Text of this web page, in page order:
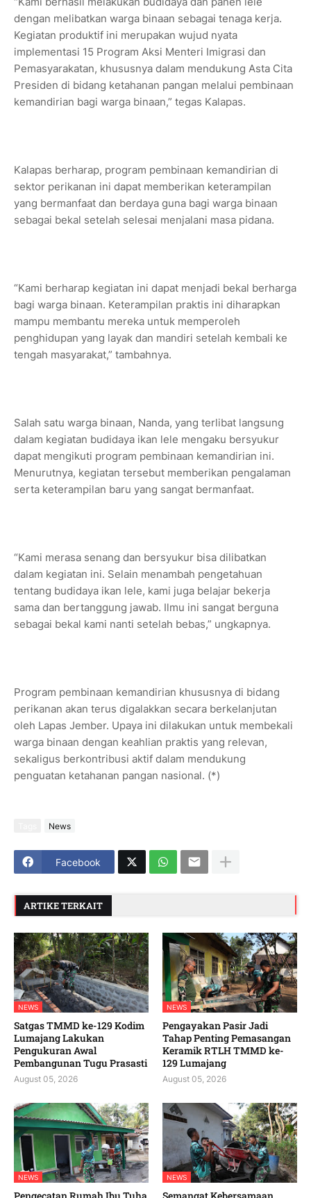
dengan melibatkan warga binaan sebagai tenaga kerja.
Kegiatan produktif ini merupakan wujud nyata
implementasi 15 Program Aksi Menteri Imigrasi dan
Pemasyarakatan, khususnya dalam mendukung Asta Cita
Presiden di bidang ketahanan pangan melalui pembinaan
kemandirian bagi warga binaan,” tegas Kalapas.
Kalapas berharap, program pembinaan kemandirian di
sektor perikanan ini dapat memberikan keterampilan
yang bermanfaat dan berdaya guna bagi warga binaan
sebagai bekal setelah selesai menjalani masa pidana.
“Kami berharap kegiatan ini dapat menjadi bekal berharga
bagi warga binaan. Keterampilan praktis ini diharapkan
mampu membantu mereka untuk memperoleh
penghidupan yang layak dan mandiri setelah kembali ke
tengah masyarakat,” tambahnya.
Salah satu warga binaan, Nanda, yang terlibat langsung
dalam kegiatan budidaya ikan lele mengaku bersyukur
dapat mengikuti program pembinaan kemandirian ini.
Menurutnya, kegiatan tersebut memberikan pengalaman
serta keterampilan baru yang sangat bermanfaat.
“Kami merasa senang dan bersyukur bisa dilibatkan
dalam kegiatan ini. Selain menambah pengetahuan
tentang budidaya ikan lele, kami juga belajar bekerja
sama dan bertanggung jawab. Ilmu ini sangat berguna
sebagai bekal kami nanti setelah bebas,” ungkapnya.
Program pembinaan kemandirian khususnya di bidang
perikanan akan terus digalakkan secara berkelanjutan
oleh Lapas Jember. Upaya ini dilakukan untuk membekali
warga binaan dengan keahlian praktis yang relevan,
sekaligus berkontribusi aktif dalam mendukung
penguatan ketahanan pangan nasional. (*)
News
Facebook
ARTIKE TERKAIT
NEWS
Satgas TMMD ke-129 Kodim
Lumajang Lakukan
Pengukuran Awal
Pembangunan Tugu Prasasti
August 05, 2026
NEWS
Pengayakan Pasir Jadi
Tahap Penting Pemasangan
Keramik RTLH TMMD ke-
129 Lumajang
August 05, 2026
NEWS NEWS